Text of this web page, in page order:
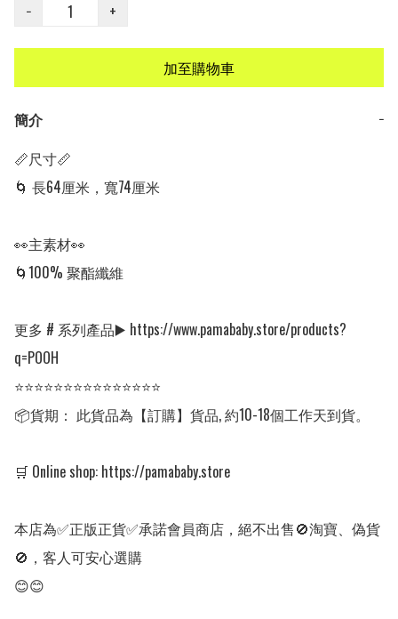
−
+
加至購物車
簡介
−
📏尺寸📏
🌀 長64厘米，寬74厘米
👀主素材👀
🌀100% 聚酯纖維
更多 # 系列產品▶️ https://www.pamababy.store/products?
q=POOH
⭐⭐⭐⭐⭐⭐⭐⭐⭐⭐⭐⭐⭐⭐⭐
📦貨期： 此貨品為【訂購】貨品, 約10-18個工作天到貨。
🛒 Online shop: https://pamababy.store
本店為✅正版正貨✅承諾會員商店，絕不出售🚫淘寶、偽貨
🚫，客人可安心選購
😊😊